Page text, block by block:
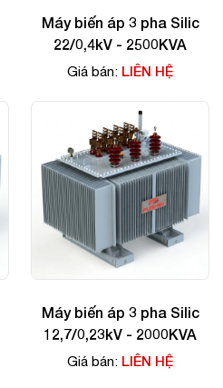
Máy biến áp 3 pha Silic
22/0,4kV - 2500KVA
Giá bán: LIÊN HỆ
Máy biến áp 3 pha Silic
12,7/0,23kV - 2000KVA
Giá bán: LIÊN HỆ